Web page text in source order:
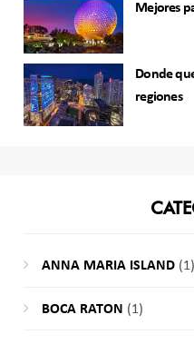
Mejores
Donde
regiones
ANNA MARIA ISLAND(1)
BOCA RATON (1)